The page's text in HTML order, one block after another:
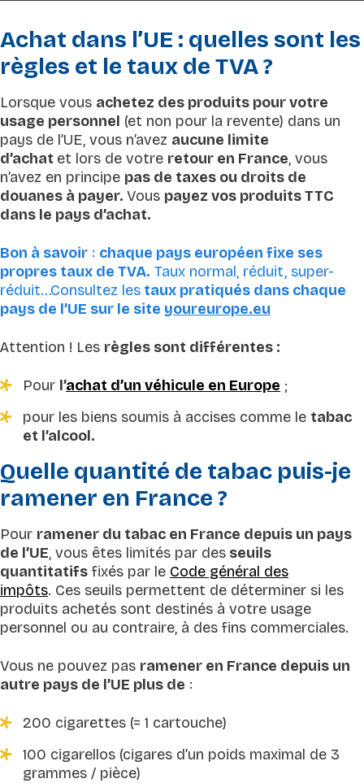
Achat dans l’UE : quelles sont les
règles et le taux de TVA ?
Lorsque vous achetez des produits pour votre
usage personnel (et non pour la revente) dans un
pays de l’UE, vous n’avez aucune limite
d’achat et lors de votre retour en France, vous
n’avez en principe pas de taxes ou droits de
douanes à payer. Vous payez vos produits TTC
dans le pays d’achat.
Bon à savoir : chaque pays européen fixe ses
propres taux de TVA. Taux normal, réduit, super-
réduit…Consultez les taux pratiqués dans chaque
pays de l’UE sur le site youreurope.eu
Attention ! Les règles sont différentes :
Pour l’achat d’un véhicule en Europe ;
pour les biens soumis à accises comme le tabac
et l’alcool.
Quelle quantité de tabac puis-je
ramener en France ?
Pour ramener du tabac en France depuis un pays
de l’UE, vous êtes limités par des seuils
quantitatifs fixés par le Code général des
impôts. Ces seuils permettent de déterminer si les
produits achetés sont destinés à votre usage
personnel ou au contraire, à des fins commerciales.
Vous ne pouvez pas ramener en France depuis un
autre pays de l’UE plus de :
200 cigarettes (= 1 cartouche)
100 cigarellos (cigares d’un poids maximal de 3
grammes / pièce)